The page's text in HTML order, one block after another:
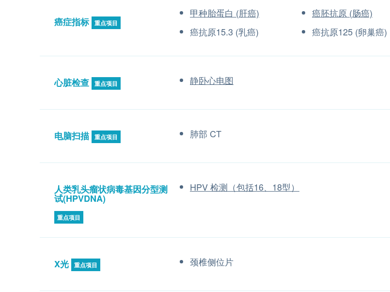
癌症指标 重点项目
甲种胎蛋白 (肝癌) 癌胚抗原 (肠癌)
癌抗原15.3 (乳癌)
癌抗原125 (卵巢癌)
心脏检查 重点项目 静卧心电图
电脑扫描 重点项目 肺部 CT
人类乳头瘤状病毒基因分型测
试(HPVDNA)
重点项目
HPV 检测（包括16、18型）
X光 重点项目 颈椎侧位片